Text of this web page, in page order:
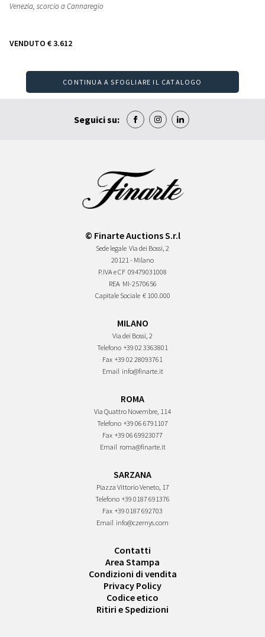
Venezia, scorcio a Cannaregio
VENDUTO € 3.612
CONTINUA A SFOGLIARE IL CATALOGO
Seguici su:
© Finarte Auctions S.r.l
Sede legale Via dei Bossi, 2
20121 - Milano
P.IVA e CF 09479031008
REA MI-2570656
Capitale Sociale € 100.000
MILANO
Via dei Bossi, 2
Telefono +39 02 3363801
Fax +39 02 28093761
Email info@finarte.it
ROMA
Via Quattro Novembre, 114
Telefono +39 06 6791107
Fax +39 06 69923077
Email roma@finarte.it
SARZANA
Piazza Vittorio Veneto, 17
Telefono +39 0187 691376
Fax +39 0187 692703
Email info@czernys.com
Contatti
Area Stampa
Condizioni di vendita
Privacy Policy
Codice etico
Ritiri e Spedizioni